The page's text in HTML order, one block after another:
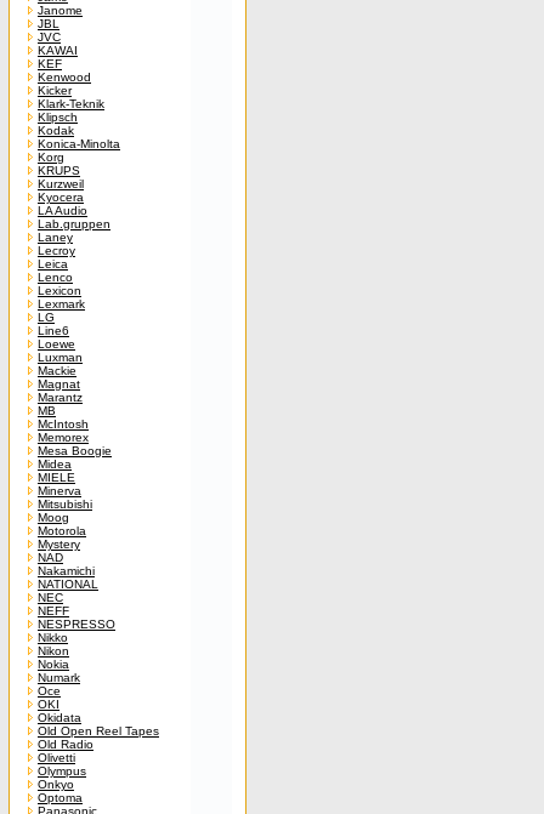
Janome
JBL
JVC
KAWAI
KEF
Kenwood
Kicker
Klark-Teknik
Klipsch
Kodak
Konica-Minolta
Korg
KRUPS
Kurzweil
Kyocera
LA Audio
Lab.gruppen
Laney
Lecroy
Leica
Lenco
Lexicon
Lexmark
LG
Line6
Loewe
Luxman
Mackie
Magnat
Marantz
MB
McIntosh
Memorex
Mesa Boogie
Midea
MIELE
Minerva
Mitsubishi
Moog
Motorola
Mystery
NAD
Nakamichi
NATIONAL
NEC
NEFF
NESPRESSO
Nikko
Nikon
Nokia
Numark
Oce
OKI
Okidata
Old Open Reel Tapes
Old Radio
Olivetti
Olympus
Onkyo
Optoma
Panasonic